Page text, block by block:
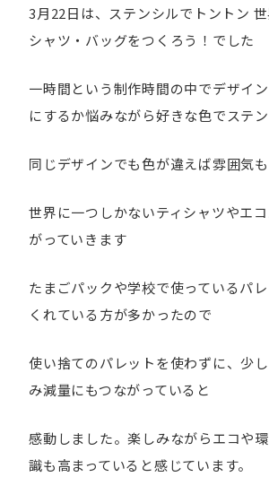
3月22日は、ステンシルでトントン
シャツ・バッグをつくろう！でした
一時間という制作時間の中でデザイ
にするか悩みながら好きな色でステ
同じデザインでも色が違えば雰囲気
世界に一つしかないティシャツやエ
がっていきます
たまごパックや学校で使っているパ
くれている方が多かったので
使い捨てのパレットを使わずに、少
み減量にもつながっていると
感動しました。楽しみながらエコや
識も高まっていると感じています。